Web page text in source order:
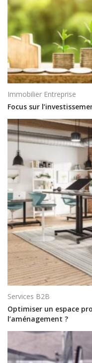
Immobilier Entreprise
Focus sur
Services B2B
Optimiser un espace
l’aménagement ?